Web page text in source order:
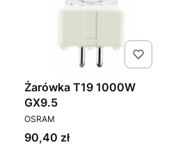
Żarówka T19 1000W
GX9.5
PRODUCENT
OSRAM
Cena
90,40 zł